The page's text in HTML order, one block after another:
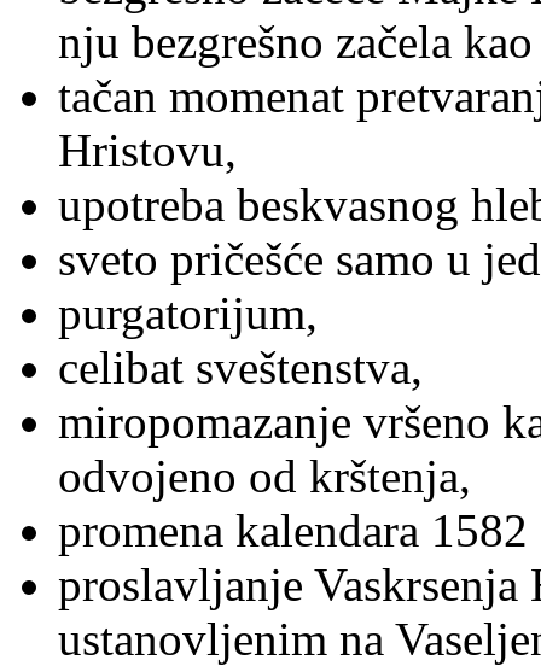
nju bezgrešno začela
tačan momenat
Hristovu,
upotreba beskvasnog
sveto pričešće samo u
purgatorijum,
celibat sveštenstva,
miropomazanje vršeno
odvojeno od krštenja,
promena kalendara
proslavljanje
ustanovljenim na